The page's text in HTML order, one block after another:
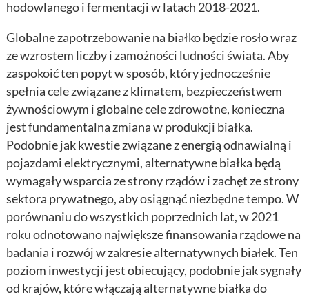
hodowlanego i fermentacji w latach 2018-2021.
Globalne zapotrzebowanie na białko będzie rosło wraz
ze wzrostem liczby i zamożności ludności świata. Aby
zaspokoić ten popyt w sposób, który jednocześnie
spełnia cele związane z klimatem, bezpieczeństwem
żywnościowym i globalne cele zdrowotne, konieczna
jest fundamentalna zmiana w produkcji białka.
Podobnie jak kwestie związane z energią odnawialną i
pojazdami elektrycznymi, alternatywne białka będą
wymagały wsparcia ze strony rządów i zachęt ze strony
sektora prywatnego, aby osiągnąć niezbędne tempo. W
porównaniu do wszystkich poprzednich lat, w 2021
roku odnotowano największe finansowania rządowe na
badania i rozwój w zakresie alternatywnych białek. Ten
poziom inwestycji jest obiecujący, podobnie jak sygnały
od krajów, które włączają alternatywne białka do